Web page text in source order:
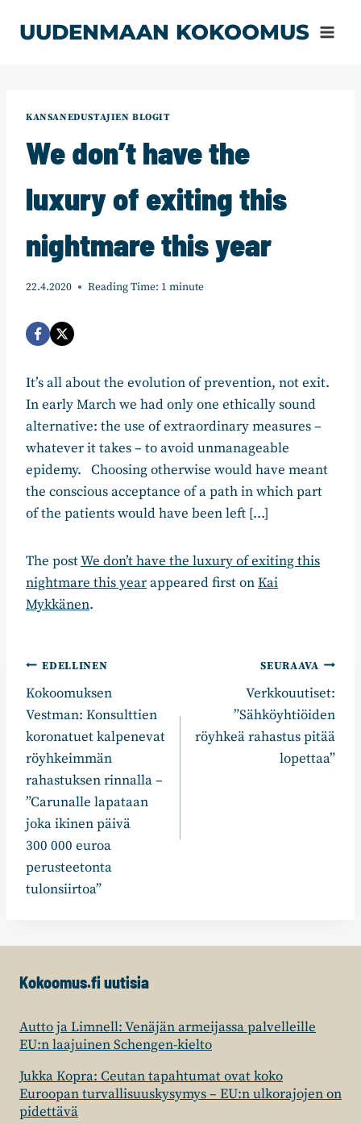
sisältöön
UUDENMAAN KOKOOMUS
KANSANEDUSTAJIEN BLOGIT
We don’t have the
luxury of exiting this
nightmare this year
22.4.2020 Reading Time: 1 minute
It’s all about the evolution of prevention, not exit.
In early March we had only one ethically sound
alternative: the use of extraordinary measures –
whatever it takes – to avoid unmanageable
epidemy. Choosing otherwise would have meant
the conscious acceptance of a path in which part
of the patients would have been left […]
The postWe don’t have the luxury of exiting this
nightmare this yearappeared first onKai
Mykkänen.
Artikkelien
selaus
EDELLINEN
Kokoomuksen
Vestman: Konsulttien
koronatuet kalpenevat
röyhkeimmän
rahastuksen rinnalla –
”Carunalle lapataan
joka ikinen päivä
300 000 euroa
perusteetonta
tulonsiirtoa”
SEURAAVA
Verkkouutiset:
”Sähköyhtiöiden
röyhkeä rahastus pitää
lopettaa”
Kokoomus.fi uutisia
Autto ja Limnell: Venäjän armeijassa palvelleille
EU:n laajuinen Schengen-kielto
Jukka Kopra: Ceutan tapahtumat ovat koko
Euroopan turvallisuuskysymys – EU:n ulkorajojen on
pidettävä